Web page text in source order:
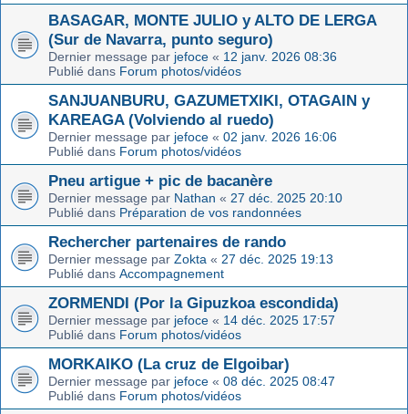
BASAGAR, MONTE JULIO y ALTO DE LERGA
(Sur de Navarra, punto seguro)
Dernier message par jefoce « 12 janv. 2026 08:36
Publié dans Forum photos/vidéos
SANJUANBURU, GAZUMETXIKI, OTAGAIN y
KAREAGA (Volviendo al ruedo)
Dernier message par jefoce « 02 janv. 2026 16:06
Publié dans Forum photos/vidéos
Pneu artigue + pic de bacanère
Dernier message par Nathan « 27 déc. 2025 20:10
Publié dans Préparation de vos randonnées
Rechercher partenaires de rando
Dernier message par Zokta « 27 déc. 2025 19:13
Publié dans Accompagnement
ZORMENDI (Por la Gipuzkoa escondida)
Dernier message par jefoce « 14 déc. 2025 17:57
Publié dans Forum photos/vidéos
MORKAIKO (La cruz de Elgoibar)
Dernier message par jefoce « 08 déc. 2025 08:47
Publié dans Forum photos/vidéos